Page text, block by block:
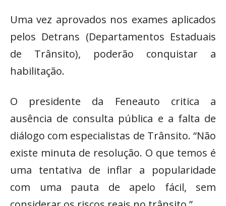
Uma vez aprovados nos exames aplicados
pelos Detrans (Departamentos Estaduais
de Trânsito), poderão conquistar a
habilitação.
O presidente da Feneauto critica a
ausência de consulta pública e a falta de
diálogo com especialistas de Trânsito. “Não
existe minuta de resolução. O que temos é
uma tentativa de inflar a popularidade
com uma pauta de apelo fácil, sem